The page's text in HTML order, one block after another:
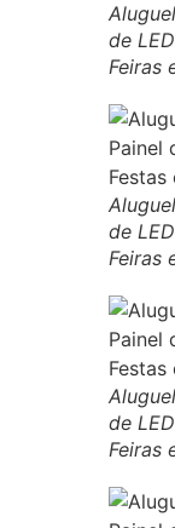
de
Feiras
de
Feiras
de
Feiras